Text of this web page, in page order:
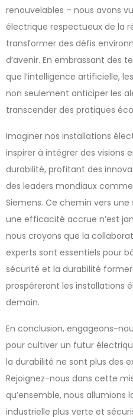
renouvelables – nous avons
électrique respectueux de la
transformer des défis
d’avenir. En embrassant des
que l’intelligence artificielle,
non seulement anticiper les
transcender des pratiques
Imaginer nos installations
inspirer à intégrer des visions
durabilité, profitant des
des leaders mondiaux
Siemens. Ce chemin vers
une efficacité accrue n’est
nous croyons que la
experts sont essentiels pour
sécurité et la durabilité
prospéreront les installations
demain.
En conclusion, engageons-
pour cultiver un futur
la durabilité ne sont plus des
Rejoignez-nous dans cette
qu’ensemble, nous allumions
industrielle plus verte et